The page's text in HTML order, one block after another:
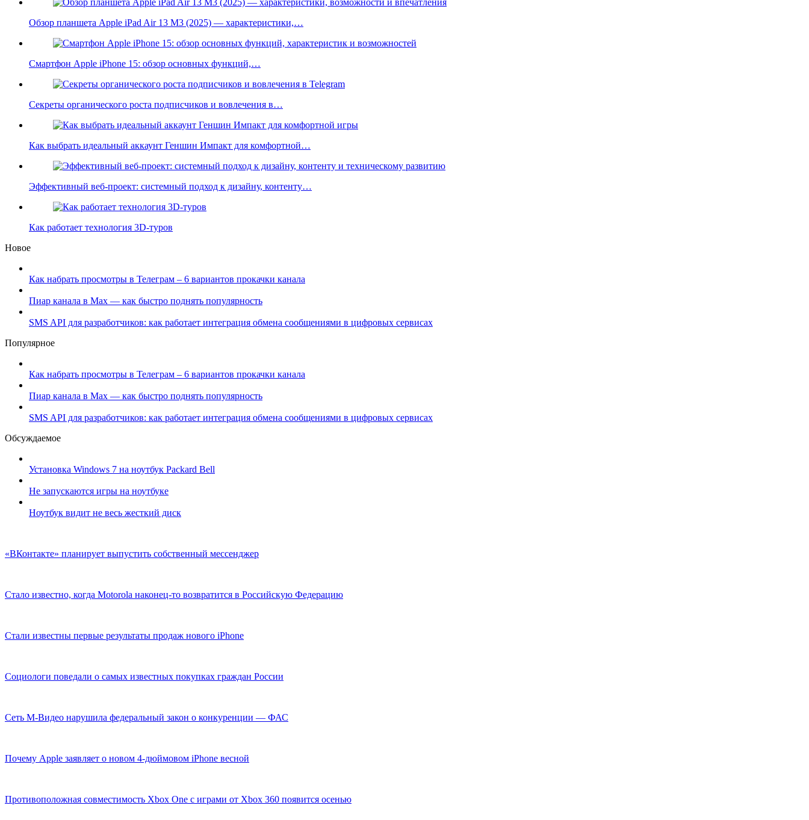
Обзор планшета Apple iPad Air 13 M3 (2025) — характеристики,…
Смартфон Apple iPhone 15: обзор основных функций,…
Секреты органического роста подписчиков и вовлечения в…
Как выбрать идеальный аккаунт Геншин Импакт для комфортной…
Эффективный веб-проект: системный подход к дизайну, контенту…
Как работает технология 3D-туров
Новое
Как набрать просмотры в Телеграм – 6 вариантов прокачки канала
Пиар канала в Max — как быстро поднять популярность
SMS API для разработчиков: как работает интеграция обмена сообщениями в цифровых сервисах
Популярное
Как набрать просмотры в Телеграм – 6 вариантов прокачки канала
Пиар канала в Max — как быстро поднять популярность
SMS API для разработчиков: как работает интеграция обмена сообщениями в цифровых сервисах
Обсуждаемое
Установка Windows 7 на ноутбук Packard Bell
Не запускаются игры на ноутбуке
Ноутбук видит не весь жесткий диск
«ВКонтакте» планирует выпустить собственный мессенджер
Стало известно, когда Motorola наконец-то возвратится в Российскую Федерацию
Стали известны первые результаты продаж нового iPhone
Социологи поведали о самых известных покупках граждан России
Сеть М-Видео нарушила федеральный закон о конкуренции — ФАС
Почему Apple заявляет о новом 4-дюймовом iPhone весной
Противоположная совместимость Xbox One с играми от Xbox 360 появится осенью